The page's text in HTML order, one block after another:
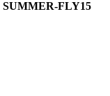
SUMMER-FLY15